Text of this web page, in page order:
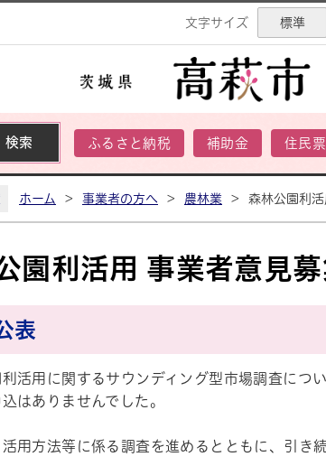
ンネル 文字サイズ 標準
ふるさと納税 補助金 住民票
ホーム > 事業者の方へ > 農林業 > 森林公園利
園利活用 事業者意見
表
利活用に関するサウンディング型市場調査に
はありませんでした。
用方法等に係る調査を進めるとともに、引き